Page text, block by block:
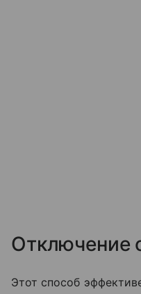
Отключение
Этот способ